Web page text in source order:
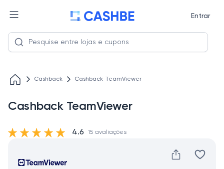
Entrar
Cashback Cashback TeamViewer
Cashback TeamViewer
4.6 15 avaliações